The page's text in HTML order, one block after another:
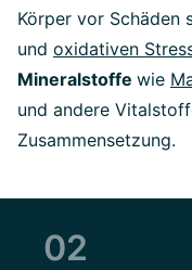
Körper vor Schäden
und oxidativen
Mineralstoffe wie
und andere
Zusammensetzung.
02